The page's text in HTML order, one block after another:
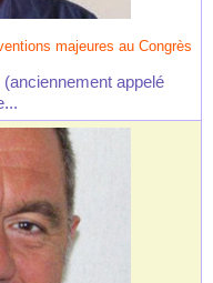
majeures au Congrès
appelé